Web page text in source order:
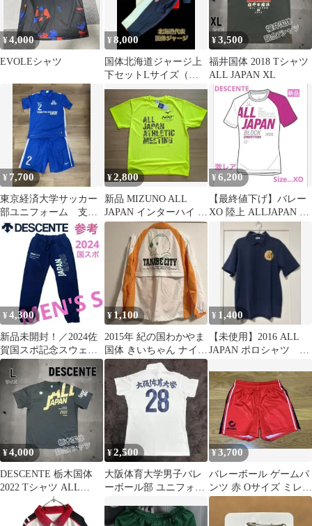
¥4,000
EVOLEシャツ
¥8,000
国体北海道ジャージ上
下セットLサイズ（中
古品）
¥3,500
福井国体 2018 Tシャツ
ALL JAPAN XL
¥ 7,700
東京経済大学サッカー
部ユニフォーム 支給
品 大学 上下セット ナ
イキ 高校
¥2,800
新品 MIZUNO ALL
JAPAN インターハイ T
シャツ XL 陸上
¥ 6,200
【最終値下げ】バレー
XO 陸上 ALLJAPAN 国
体天皇杯インターハイ
¥ 4,300
新品未開封！／2024佐
賀国スポ記念スウェッ
トパンツ／ネイビー／S
サイズ
¥ 1,100
2015年 紀の国わかやま
国体 きいちゃん ナイロ
ンジャケット 上着 ユニ
ホーム
¥ 1,400
【未使用】2016 ALL
JAPAN ポロシャツ ネ
¥4,000
DESCENTE 栃木国体
2022 Tシャツ ALL
¥2,500
大阪体育大学男子バレ
ーボール部 ユニフォー
国スポ国体
¥3,700
バレーボール ゲームパ
ンツ 赤 Oサイズ ミレグ
ラ 国体 インターハイ
天皇杯③